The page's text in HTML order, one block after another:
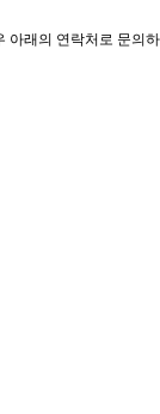
아래의 연락처로 문의